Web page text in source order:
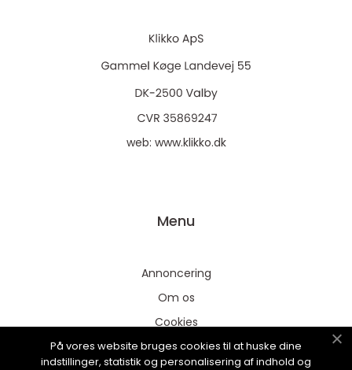
web: www.klikko.dk
Menu
Annoncering
Om os
Cookies
Kontakt os
På vores website bruges cookies til at huske dine
indstillinger, statistik og personalisering af indhold og